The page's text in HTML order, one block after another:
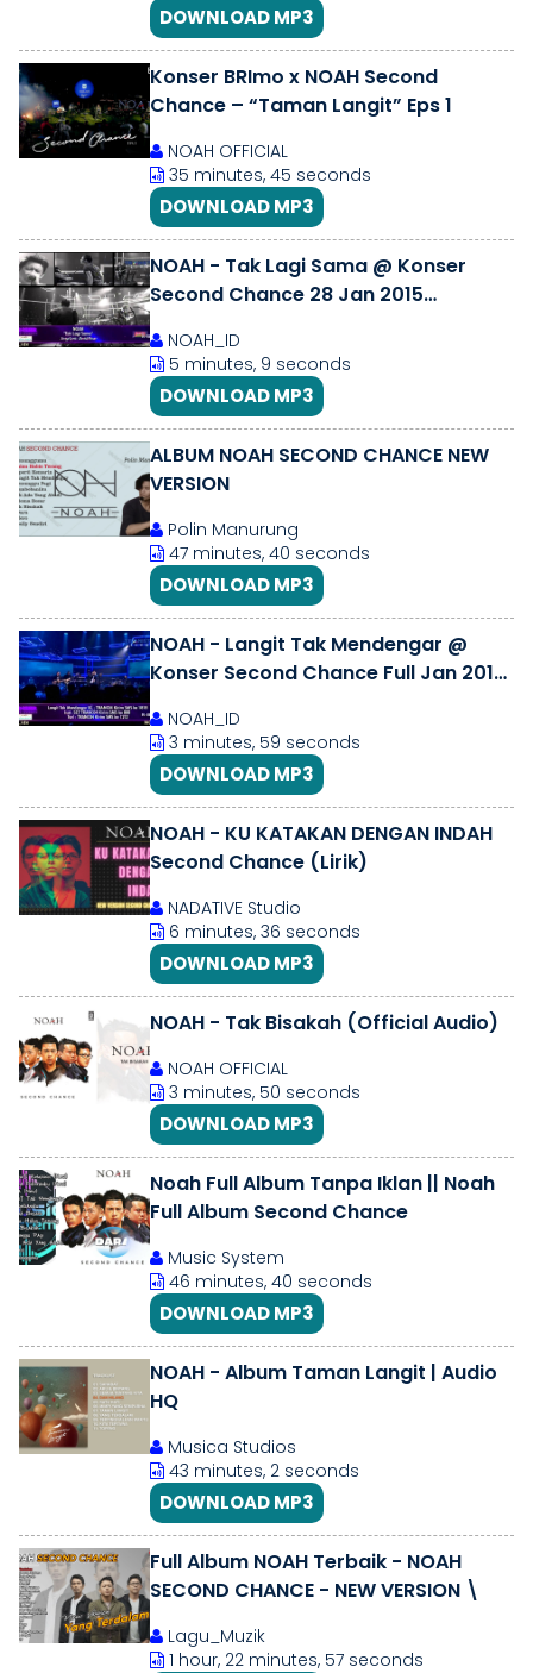
DOWNLOAD MP3
Konser BRImo x NOAH Second
Chance – “Taman Langit” Eps 1
NOAH OFFICIAL
35 minutes, 45 seconds
DOWNLOAD MP3
NOAH - Tak Lagi Sama @ Konser
Second Chance 28 Jan 2015
#TTVSecondChanceNOAH
NOAH_ID
5 minutes, 9 seconds
DOWNLOAD MP3
ALBUM NOAH SECOND CHANCE NEW
VERSION
Polin Manurung
47 minutes, 40 seconds
DOWNLOAD MP3
NOAH - Langit Tak Mendengar @
Konser Second Chance Full Jan 2015
#TTVSecondChanceNOAH
NOAH_ID
3 minutes, 59 seconds
DOWNLOAD MP3
NOAH - KU KATAKAN DENGAN INDAH
Second Chance (Lirik)
NADATIVE Studio
6 minutes, 36 seconds
DOWNLOAD MP3
NOAH - Tak Bisakah (Official Audio)
NOAH OFFICIAL
3 minutes, 50 seconds
DOWNLOAD MP3
Noah Full Album Tanpa Iklan || Noah
Full Album Second Chance
Music System
46 minutes, 40 seconds
DOWNLOAD MP3
NOAH - Album Taman Langit | Audio
HQ
Musica Studios
43 minutes, 2 seconds
DOWNLOAD MP3
Full Album NOAH Terbaik - NOAH
SECOND CHANCE - NEW VERSION \
Lagu_Muzik
1 hour, 22 minutes, 57 seconds